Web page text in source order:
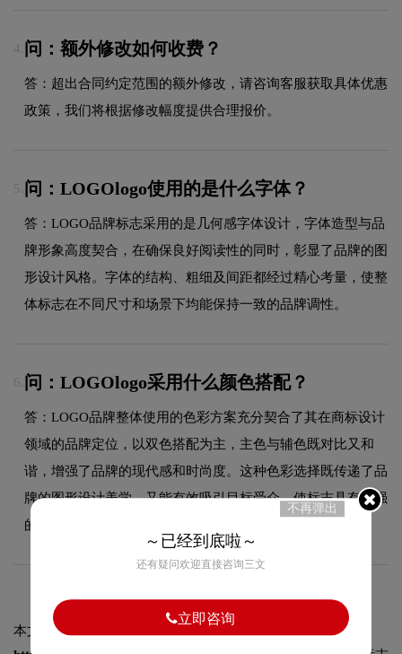
4. 问：额外修改如何收费？
答：超出合同约定范围的额外修改，请咨询客服获取具体优惠
政策，我们将根据修改幅度提供合理报价。
5. 问：LOGOlogo使用的是什么字体？
答：LOGO品牌标志采用的是几何感字体设计，字体造型与品
牌形象高度契合，在确保良好阅读性的同时，彰显了品牌的图
形设计风格。字体的结构、粗细及间距都经过精心考量，使整
体标志在不同尺寸和场景下均能保持一致的品牌调性。
6. 问：LOGOlogo采用什么颜色搭配？
答：LOGO品牌整体使用的色彩方案充分契合了其在商标设计
领域的品牌定位，以双色搭配为主，主色与辅色既对比又和
谐，增强了品牌的现代感和时尚度。这种色彩选择既传递了品
牌的图形设计美学，又能有效吸引目标受众，使标志具有较强
的视觉辨识度。
本文标题和链接
芙蓉LOGO设计-美尚塑胶品牌logo设计:
不再弹出
～已经到底啦～
还有疑问欢迎直接咨询三文
立即咨询